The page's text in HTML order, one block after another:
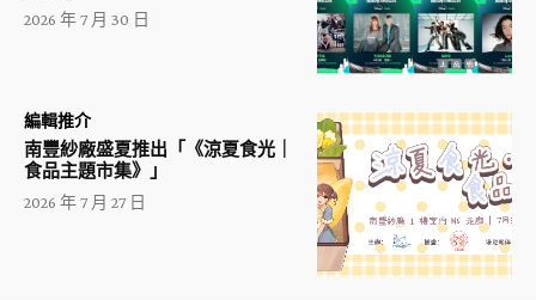
2026 年 7 月 30 日
編輯推介
南豐紗廠盛夏推出「《涼夏食光｜
食品主題市集》」
2026 年 7 月 27 日